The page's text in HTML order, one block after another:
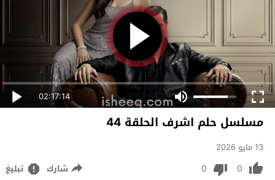
02:17:14
مسلسل حلم اشرف الحلقة 44
13 مايو 2026
0
0 شارك تبليغ